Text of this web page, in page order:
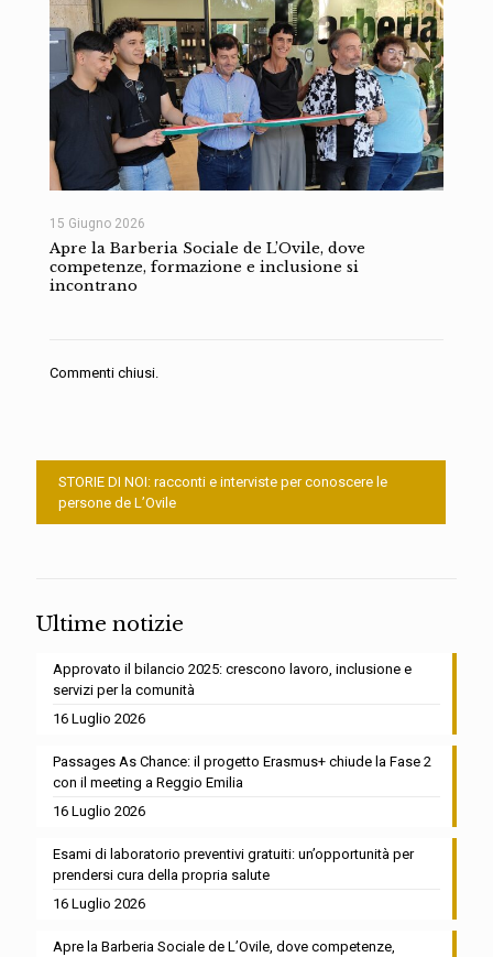
15 Giugno 2026
Apre la Barberia Sociale de L’Ovile, dove
competenze, formazione e inclusione si
incontrano
Commenti chiusi.
STORIE DI NOI: racconti e interviste per conoscere le
persone de L’Ovile
Ultime notizie
Approvato il bilancio 2025: crescono lavoro, inclusione e
servizi per la comunità
16 Luglio 2026
Passages As Chance: il progetto Erasmus+ chiude la Fase 2
con il meeting a Reggio Emilia
16 Luglio 2026
Esami di laboratorio preventivi gratuiti: un’opportunità per
prendersi cura della propria salute
16 Luglio 2026
Apre la Barberia Sociale de L’Ovile, dove competenze,